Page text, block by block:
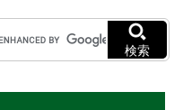
て本文へ
検索